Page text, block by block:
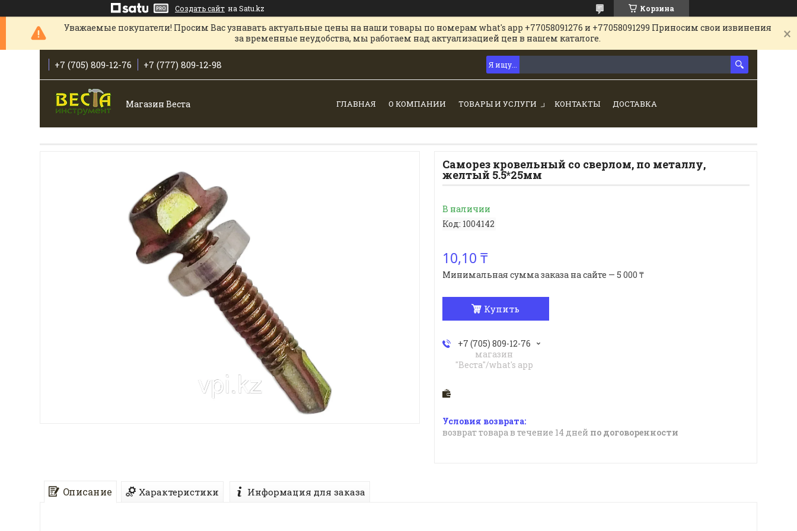
Создать сайт на Satu.kz Корзина
Уважаемые покупатели! Просим Вас узнавать актуальные цены на наши товары по номерам what's app +77058091276 и +77058091299 Приносим свои извинения
за временные неудобства, мы работаем над актуализацией цен в нашем каталоге.
+7 (705) 809-12-76 +7 (777) 809-12-98
Магазин Веста ГЛАВНАЯ О КОМПАНИИ ТОВАРЫ И УСЛУГИ КОНТАКТЫ ДОСТАВКА
Саморез кровельный со сверлом, по металлу,
желтый 5.5*25мм
В наличии
Код: 1004142
10,10 ₸
Минимальная сумма заказа на сайте — 5 000 ₸
Купить
+7 (705) 809-12-76
магазин
"Веста"/what's app
возврат товара в течение 14 дней по договоренности
Описание Характеристики Информация для заказа